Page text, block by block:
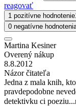
reagovať
1 pozitívne hodnotenie
0 negatívne
Martina Kesiner
Overený nákup
8.8.2012
Názor čitateľa
Jedna z mala knih,
pravdepodobne
detektivku ci